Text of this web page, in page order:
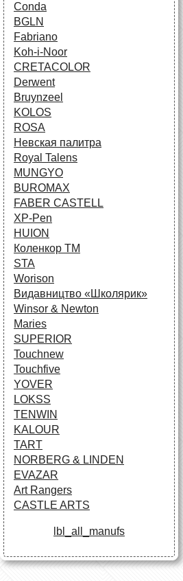
Conda
BGLN
Fabriano
Koh-i-Noor
CRETACOLOR
Derwent
Bruynzeel
KOLOS
ROSA
Невская палитра
Royal Talens
MUNGYO
BUROMAX
FABER CASTELL
XP-Pen
HUION
Коленкор ТМ
STA
Worison
Видавництво «Школярик»
Winsor & Newton
Maries
SUPERIOR
Touchnew
Touchfive
YOVER
LOKSS
TENWIN
KALOUR
TART
NORBERG & LINDEN
EVAZAR
Art Rangers
CASTLE ARTS
lbl_all_manufs